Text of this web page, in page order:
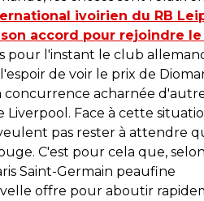
ivoirien du RB
accord pour rejoindre le
pour l'instant le club
de voir le prix de
concurrence acharnée
Face à cette
pas rester à attendre
C'est pour cela que,
Saint-Germain peaufine
offre pour aboutir